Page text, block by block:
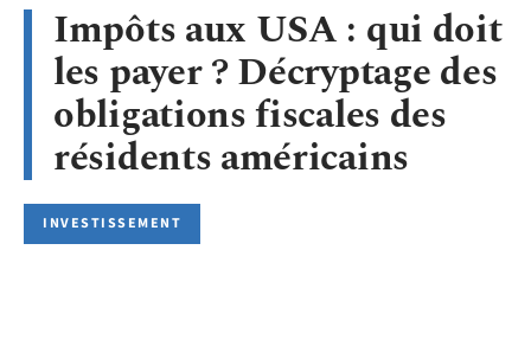
Impôts aux USA : qui doit
les payer ? Décryptage des
obligations fiscales des
résidents américains
INVESTISSEMENT